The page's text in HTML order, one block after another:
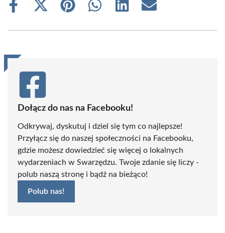
Share
Share
(Twitter)
Share
Share
Share
Share
Dołącz do nas na Facebooku!
Odkrywaj, dyskutuj i dziel się tym co najlepsze!
Przyłącz się do naszej społeczności na Facebooku,
gdzie możesz dowiedzieć się więcej o lokalnych
wydarzeniach w Swarzędzu. Twoje zdanie się liczy -
polub naszą stronę i bądź na bieżąco!
Polub nas!